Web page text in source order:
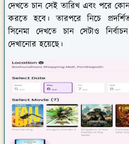
দেখতে চান সেই তারিখ এবং পরে
করতে হবে। তারপরে নিচে
সিনেমা দেখতে চান সেটাও
দেখানোর হয়েছে।